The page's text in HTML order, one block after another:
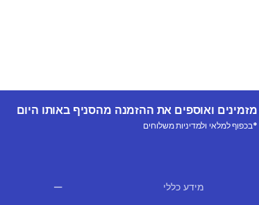
מזמינים ואוספים את ההזמנה מהסניף באותו היום
*בכפוף למלאי ולמדיניות משלוחים
מידע כללי